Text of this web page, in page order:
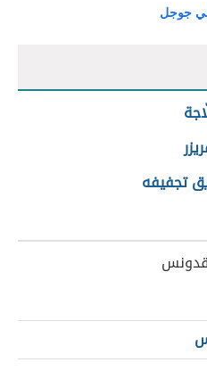
جوجل
تجفيفه